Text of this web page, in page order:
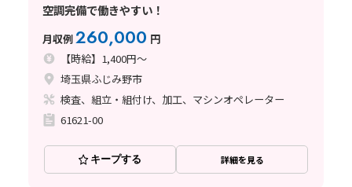
空調完備で働きやすい！
月収例260,000 円
【時給】1,400円～
埼玉県ふじみ野市
検査、組立・組付け、加工、マシンオペレーター
61621-00
キープする 詳細を見る